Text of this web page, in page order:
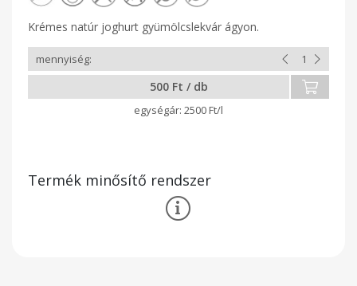
Krémes natúr joghurt gyümölcslekvár ágyon.
500 Ft / db
2500 Ft/l
Termék minősítő rendszer